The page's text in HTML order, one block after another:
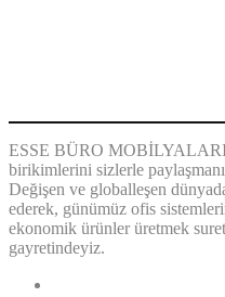
ESSE BÜRO
birikimlerini sizlerle
Değişen ve globalleşen
ederek, günümüz ofis
ekonomik ürünler üretmek
gayretindeyiz.